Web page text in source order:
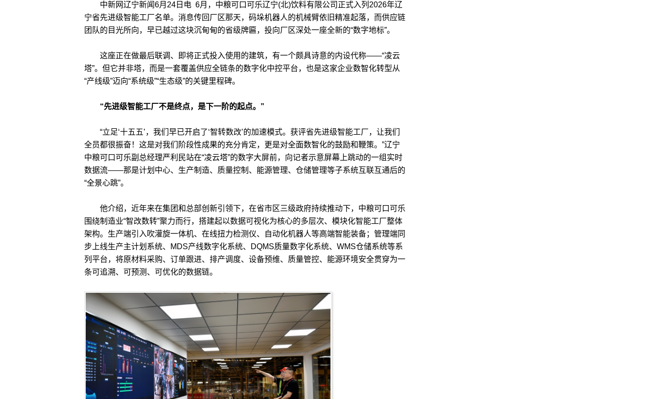
中新网辽宁新闻6月24日电 6月，中粮可口可乐辽宁(北)饮料有限公司正式入列2026年辽
宁省先进级智能工厂名单。消息传回厂区那天，码垛机器人的机械臂依旧精准起落，而供应链
团队的目光所向，早已越过这块沉甸甸的省级牌匾，投向厂区深处一座全新的“数字地标”。
这座正在做最后联调、即将正式投入使用的建筑，有一个颇具诗意的内设代称——“凌云
塔”。但它并非塔，而是一套覆盖供应全链条的数字化中控平台，也是这家企业数智化转型从
“产线级”迈向“系统级”“生态级”的关键里程碑。
“先进级智能工厂不是终点，是下一阶的起点。”
“立足‘十五五’，我们早已开启了‘智转数改’的加速模式。获评省先进级智能工厂，让我们
全员都很振奋！这是对我们阶段性成果的充分肯定，更是对全面数智化的鼓励和鞭策。”辽宁
中粮可口可乐副总经理严利民站在“凌云塔”的数字大屏前，向记者示意屏幕上跳动的一组实时
数据流——那是计划中心、生产制造、质量控制、能源管理、仓储管理等子系统互联互通后的
“全景心跳”。
他介绍，近年来在集团和总部创新引领下，在省市区三级政府持续推动下，中粮可口可乐
围绕制造业“智改数转”聚力而行，搭建起以数据可视化为核心的多层次、模块化智能工厂整体
架构。生产端引入吹灌旋一体机、在线扭力检测仪、自动化机器人等高端智能装备；管理端同
步上线生产主计划系统、MDS产线数字化系统、DQMS质量数字化系统、WMS仓储系统等系
列平台，将原材料采购、订单跟进、排产调度、设备预维、质量管控、能源环境安全贯穿为一
条可追溯、可预测、可优化的数据链。